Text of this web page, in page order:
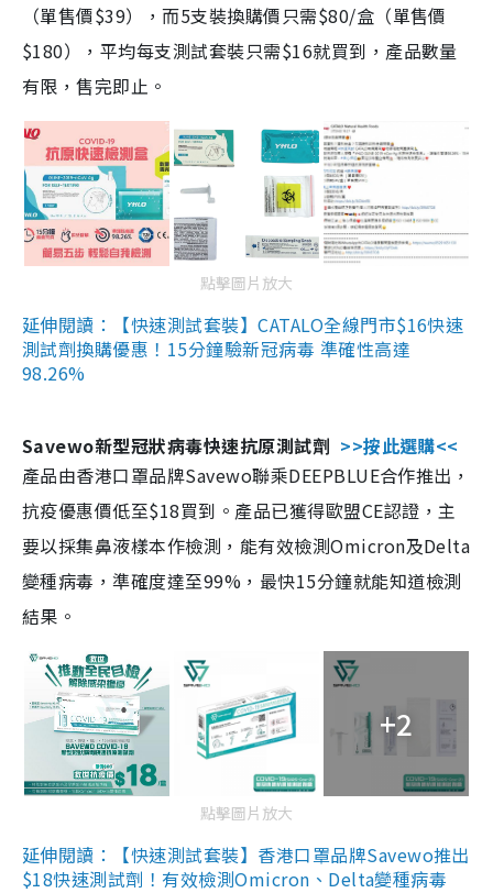
（單售價$39），而5支裝換購價只需$80/盒（單售價
$180），平均每支測試套裝只需$16就買到，產品數量
有限，售完即止。
點擊圖片放大
延伸閱讀：【快速測試套裝】CATALO全線門市$16快速
測試劑換購優惠！15分鐘驗新冠病毒 準確性高達
98.26%
Savewo新型冠狀病毒快速抗原測試劑 >>按此選購<<
產品由香港口罩品牌Savewo聯乘DEEPBLUE合作推出，
抗疫優惠價低至$18買到。產品已獲得歐盟CE認證，主
要以採集鼻液樣本作檢測，能有效檢測Omicron及Delta
變種病毒，準確度達至99%，最快15分鐘就能知道檢測
結果。
+2
點擊圖片放大
延伸閱讀：【快速測試套裝】香港口罩品牌Savewo推出
$18快速測試劑！有效檢測Omicron、Delta變種病毒